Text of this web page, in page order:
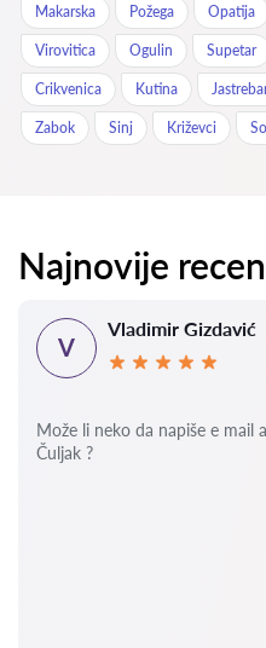
Makarska Požega Opatija
Virovitica Ogulin Supetar
Crikvenica Kutina
Zabok Sinj Križevci
Najnovije
V
Vladimir Gizdavić
Može li neko da napiše e mail
Čuljak ?